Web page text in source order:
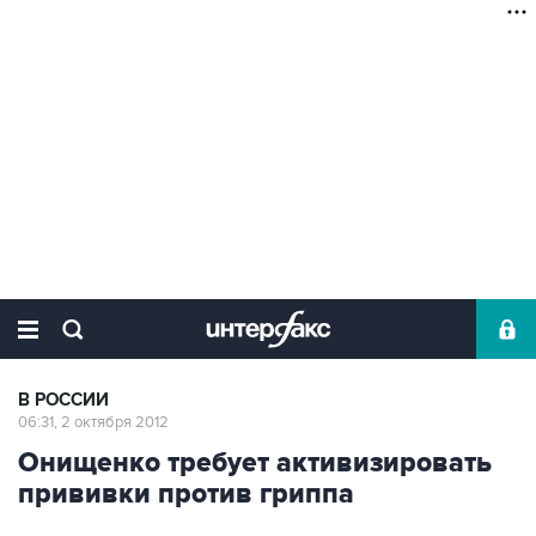
В РОССИИ
06:31, 2 октября 2012
Онищенко требует активизировать
прививки против гриппа